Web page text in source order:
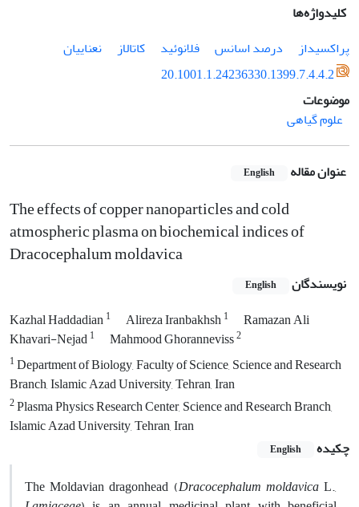
کلیدواژه‌ها
پراکسیداز
درصد اسانس فلانوئید کاتالاز
نعناییان
20.1001.1.24236330.1399.7.4.4.2
موضوعات
علوم گیاهی
عنوان مقاله English
The effects of copper nanoparticles and cold
atmospheric plasma on biochemical indices of
Dracocephalum moldavica
نویسندگان English
Kazhal Haddadian1 Alireza Iranbakhsh1
Ramazan Ali
Khavari-Nejad1 Mahmood Ghoranneviss2
1Department of Biology, Faculty of Science, Science and Research
Branch, Islamic Azad University, Tehran, Iran
2Plasma Physics Research Center, Science and Research Branch,
Islamic Azad University, Tehran, Iran
چکیده
English
The Moldavian dragonhead (Dracocephalum moldavicaL.,